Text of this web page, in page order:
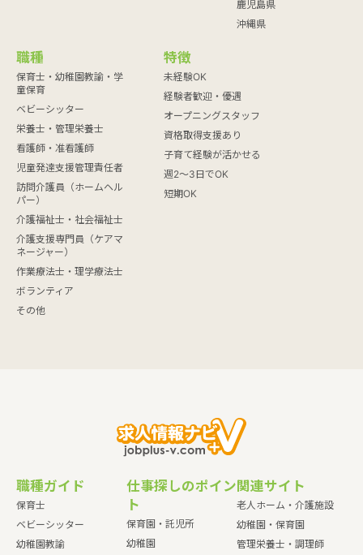
鹿児島県
沖縄県
職種
保育士・幼稚園教諭・学
童保育
ベビーシッター
栄養士・管理栄養士
看護師・准看護師
児童発達支援管理責任者
訪問介護員（ホームヘル
パー）
介護福祉士・社会福祉士
介護支援専門員（ケアマ
ネージャー）
作業療法士・理学療法士
ボランティア
その他
特徴
未経験OK
経験者歓迎・優遇
オープニングスタッフ
資格取得支援あり
子育て経験が活かせる
週2～3日でOK
短期OK
職種ガイド
保育士
ベビーシッター
幼稚園教諭
仕事探しのポイン
ト
保育園・託児所
幼稚園
関連サイト
老人ホーム・介護施設
幼稚園・保育園
管理栄養士・調理師